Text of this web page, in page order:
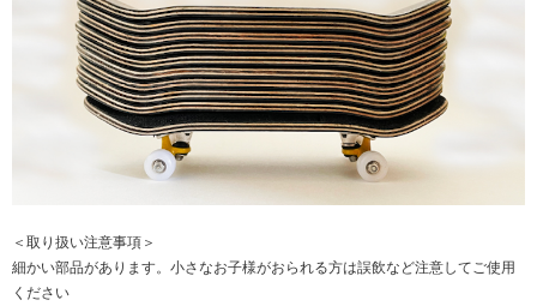
＜取り扱い注意事項＞
細かい部品があります。小さなお子様がおられる方は誤飲など注意してご使用
ください